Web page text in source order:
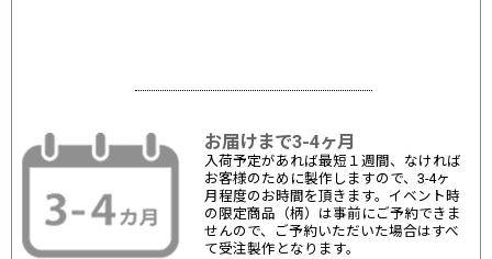
お届けまで3-4ヶ月
入荷予定があれば最短１週間、なければ
お客様のために製作しますので、3-4ヶ
月程度のお時間を頂きます。イベント時
の限定商品（柄）は事前にご予約できま
せんので、ご予約いただいた場合はすべ
て受注製作となります。